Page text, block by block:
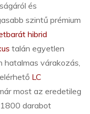
és
szintű prémium
hibrid
talán egyetlen
hatalmas várakozás,
LC
most az eredetileg
darabot